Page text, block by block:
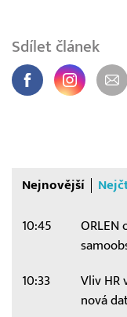
Sdílet článek
Nejnovější
10:45
ORLEN
10:33
Vliv HR
nová